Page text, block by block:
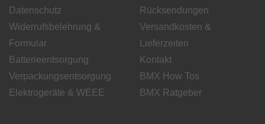
Datenschutz
Widerrufsbelehrung &
Formular
Batterieentsorgung
Verpackungsentsorgung
Elektrogeräte & WEEE
Rücksendungen
Versandkosten &
Lieferzeiten
Kontakt
BMX How Tos
BMX Ratgeber